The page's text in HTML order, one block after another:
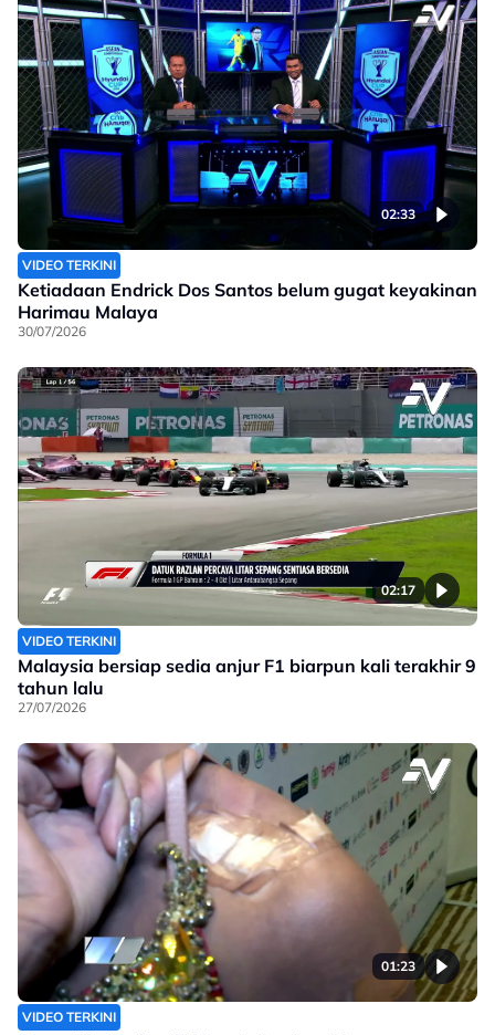
02:33
VIDEO TERKINI
Ketiadaan Endrick Dos Santos belum gugat keyakinan
Harimau Malaya
30/07/2026
02:17
VIDEO TERKINI
Malaysia bersiap sedia anjur F1 biarpun kali terakhir 9
tahun lalu
27/07/2026
01:23
VIDEO TERKINI